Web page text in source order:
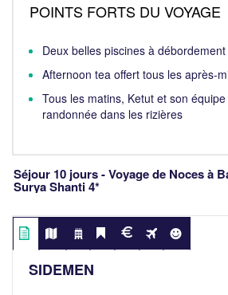
POINTS FORTS DU VOYAGE
Deux belles piscines à
Afternoon tea offert tous les après-
Tous les matins, Ketut et son
randonnée dans les rizières
Séjour 10 jours - Voyage de Noces à
Surya Shanti 4*
SIDEMEN